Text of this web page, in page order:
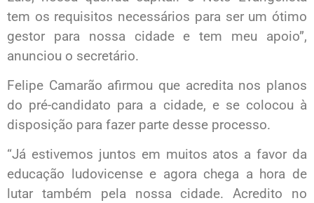
tem os requisitos necessários para ser um ótimo
gestor para nossa cidade e tem meu apoio”,
anunciou o secretário.
Felipe Camarão afirmou que acredita nos planos
do pré-candidato para a cidade, e se colocou à
disposição para fazer parte desse processo.
“Já estivemos juntos em muitos atos a favor da
educação ludovicense e agora chega a hora de
lutar também pela nossa cidade. Acredito no